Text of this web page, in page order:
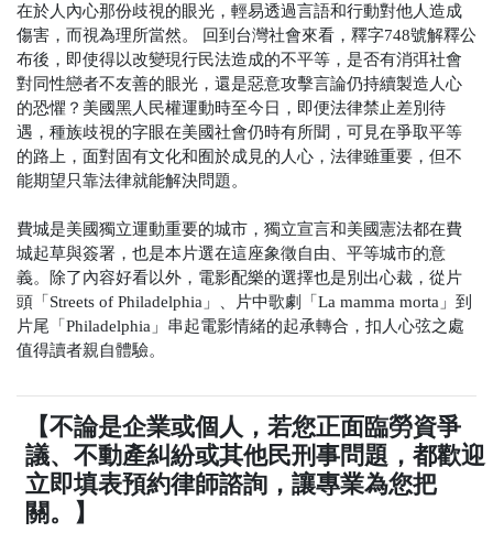
在於人內心那份歧視的眼光，輕易透過言語和行動對他人造成
傷害，而視為理所當然。
回到台灣社會來看，釋字748號解釋公
布後，即使得以改變現行民法造成的不平等，是否有消弭社會
對同性戀者不友善的眼光，還是惡意攻擊言論仍持續製造人心
的恐懼？美國黑人民權運動時至今日，即便法律禁止差別待
遇，種族歧視的字眼在美國社會仍時有所聞，可見在爭取平等
的路上，面對固有文化和囿於成見的人心，法律雖重要，但不
能期望只靠法律就能解決問題。
費城是美國獨立運動重要的城市，獨立宣言和美國憲法都在費
城起草與簽署，也是本片選在這座象徵自由、平等城市的意
義。除了內容好看以外，電影配樂的選擇也是別出心裁，從片
頭「Streets of Philadelphia」、片中歌劇「La mamma morta」到
片尾「Philadelphia」串起電影情緒的起承轉合，扣人心弦之處
值得讀者親自體驗。
【不論是企業或個人，若您正面臨勞資爭
議、不動產糾紛或其他民刑事問題，都歡迎
立即填表預約律師諮詢，讓專業為您把
關。】